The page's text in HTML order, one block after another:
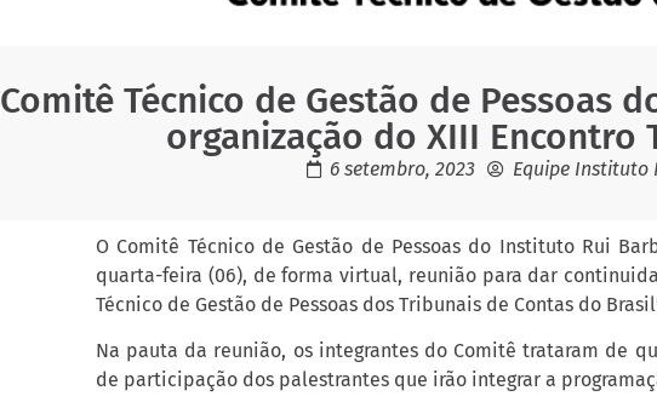
Comitê Técnico de Gestão de Pessoas
organização do XIII Encontro
6 setembro, 2023 Equipe Instituto
O Comitê Técnico de Gestão de Pessoas do Instituto Rui
quarta-feira (06), de forma virtual, reunião para dar
Técnico de Gestão de Pessoas dos Tribunais de Contas do
Na pauta da reunião, os integrantes do Comitê trataram de
de participação dos palestrantes que irão integrar a